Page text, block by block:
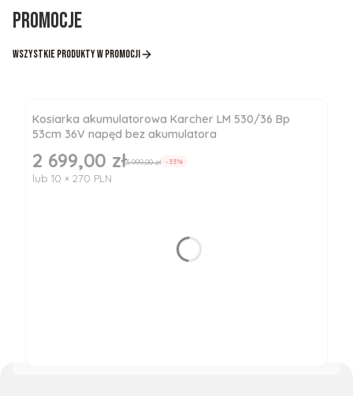
Promocje
Wszystkie produkty w promocji
Kosiarka akumulatorowa Karcher LM 530/36 Bp
53cm 36V napęd bez akumulatora
Cena promocyjna
2 699,00 zł3 999,00 zł -33%
lub 10 × 270 PLN